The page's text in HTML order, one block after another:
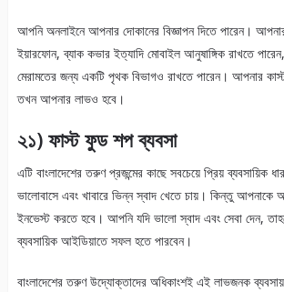
আপনি অনলাইনে আপনার দোকানের বিজ্ঞাপন দিতে পারেন। আপনার
ইয়ারফোন, ব্যাক কভার ইত্যাদি মোবাইল আনুষাঙ্গিক রাখতে
মেরামতের জন্য একটি পৃথক বিভাগও রাখতে পারেন। আপনার
তখন আপনার লাভও হবে।
২১) ফাস্ট ফুড শপ ব্যবসা
এটি বাংলাদেশের তরুণ প্রজন্মের কাছে সবচেয়ে প্রিয় ব্যবসায়িক
ভালোবাসে এবং খাবারে ভিন্ন স্বাদ খেতে চায়। কিন্তু আপনাকে
ইনভেস্ট করতে হবে। আপনি যদি ভালো স্বাদ এবং সেবা দেন,
ব্যবসায়িক আইডিয়াতে সফল হতে পারবেন।
বাংলাদেশের তরুণ উদ্যোক্তাদের অধিকাংশই এই লাভজনক